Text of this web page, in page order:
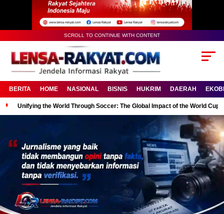
SCROLL TO CONTINUE WITH CONTENT
BERITA HOME NASIONAL BISNIS HUKRIM DAERAH
Unifying the World Through Soccer: The Global Impact of the World Cup